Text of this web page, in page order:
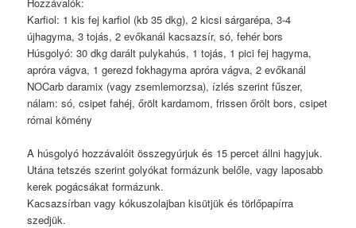
Karfiol: 1 kis fej karfiol (kb 35 dkg), 2 kicsi sárgarépa, 3-4
újhagyma, 3 tojás, 2 evőkanál kacsazsír, só, fehér bors
Húsgolyó: 30 dkg darált pulykahús, 1 tojás, 1 pici fej hagyma,
apróra vágva, 1 gerezd fokhagyma apróra vágva, 2 evőkanál
NOCarb daramix (vagy zsemlemorzsa), ízlés szerint fűszer,
nálam: só, csipet fahéj, őrölt kardamom, frissen őrölt bors, csipet
római kömény
A húsgolyó hozzávalóit összegyúrjuk és 15 percet állni hagyjuk.
Utána tetszés szerint golyókat formázunk belőle, vagy laposabb
kerek pogácsákat formázunk.
Kacsazsírban vagy kókuszolajban kisütjük és törlőpapírra
szedjük.